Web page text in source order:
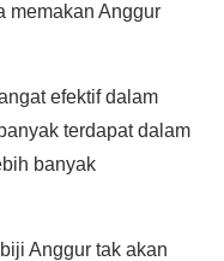
memakan Anggur
efektif dalam
terdapat dalam
banyak
Anggur tak akan